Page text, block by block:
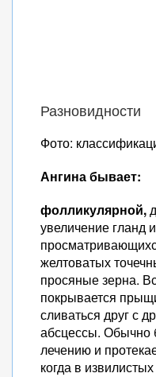
Разновидности
Фото:
Ангина бывает:
фолликулярной,
увеличение гланд
желтоватых
просяные зерна.
покрывается
сливаться друг с
абсцессы. Обычно
лечению и
когда в